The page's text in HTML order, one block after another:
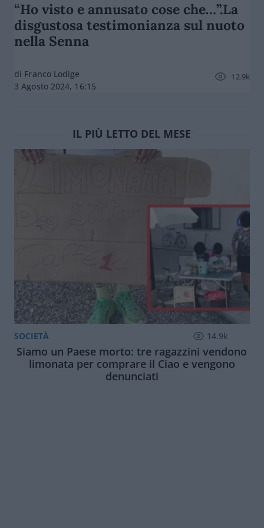
“Ho visto e annusato cose che…”.La
disgustosa testimonianza sul nuoto
nella Senna
di Franco Lodige
3 Agosto 2024, 16:15
12.9k
IL PIÙ LETTO DEL MESE
SOCIETÀ 14.9k
Siamo un Paese morto: tre ragazzini vendono
limonata per comprare il Ciao e vengono
denunciati